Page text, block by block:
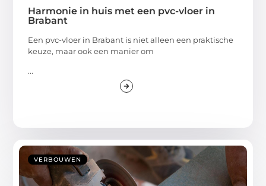
Harmonie in huis met een pvc-vloer in
Brabant
Een pvc-vloer in Brabant is niet alleen een praktische
keuze, maar ook een manier om
...
VERBOUWEN